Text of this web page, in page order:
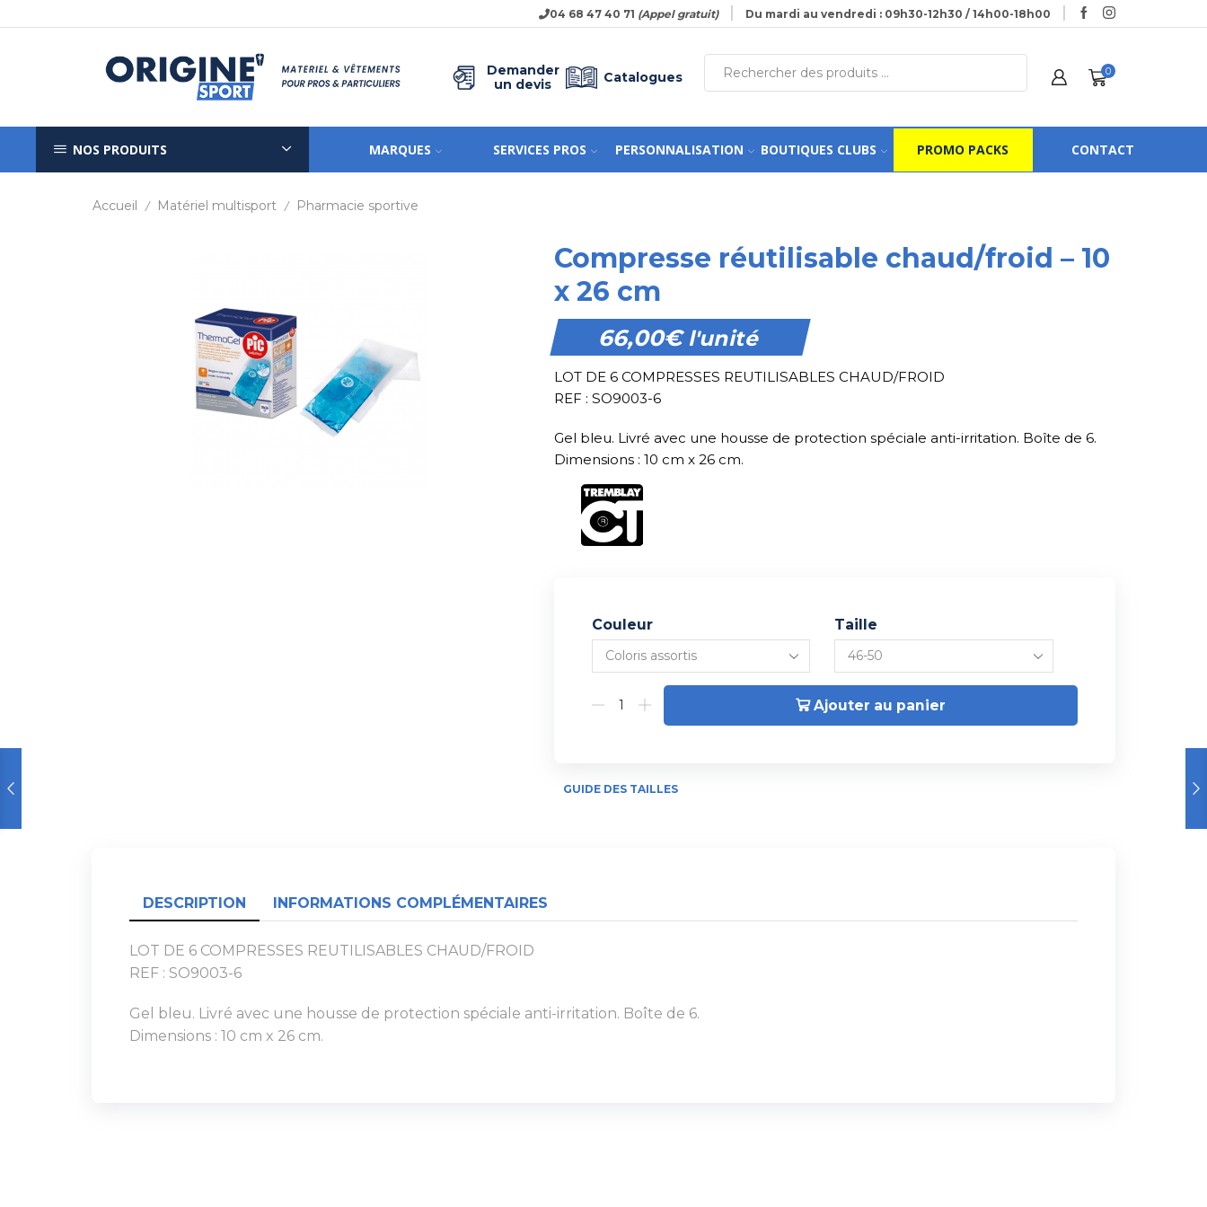
04 68 47 40 71 (Appel gratuit) Du mardi au vendredi : 09h30-12h30 / 14h00-18h00
Demander
un devis
Catalogues 0
NOS PRODUITS MARQUES SERVICES PROS PERSONNALISATION BOUTIQUES CLUBS PROMO PACKS CONTACT
Accueil / Matériel multisport / Pharmacie sportive
Compresse réutilisable chaud/froid – 10
x 26 cm
66,00€l'unité
LOT DE 6 COMPRESSES REUTILISABLES CHAUD/FROID
REF : SO9003-6
Gel bleu. Livré avec une housse de protection spéciale anti-irritation. Boîte de 6.
Dimensions : 10 cm x 26 cm.
Couleur Taille
Ajouter au panier
GUIDE DES TAILLES
DESCRIPTION INFORMATIONS COMPLÉMENTAIRES
LOT DE 6 COMPRESSES REUTILISABLES CHAUD/FROID
REF : SO9003-6
Gel bleu. Livré avec une housse de protection spéciale anti-irritation. Boîte de 6.
Dimensions : 10 cm x 26 cm.